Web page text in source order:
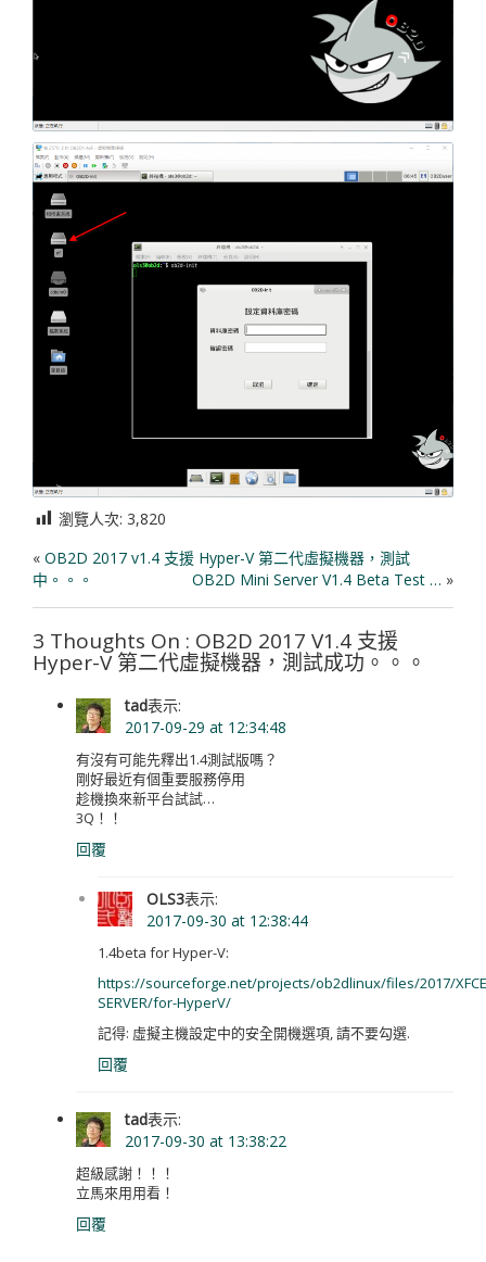
瀏覽人次: 3,820
« OB2D 2017 v1.4 支援 Hyper-V 第二代虛擬機器，測試
中。。。
OB2D Mini Server V1.4 Beta Test … »
3 Thoughts On : OB2D 2017 V1.4 支援
Hyper-V 第二代虛擬機器，測試成功。。。
tad表示:
2017-09-29 at 12:34:48
有沒有可能先釋出1.4測試版嗎？
剛好最近有個重要服務停用
趁機換來新平台試試…
3Q！！
回覆
OLS3表示:
2017-09-30 at 12:38:44
1.4beta for Hyper-V:
https://sourceforge.net/projects/ob2dlinux/files/2017/
SERVER/for-HyperV/
記得: 虛擬主機設定中的安全開機選項, 請不要勾選.
回覆
tad表示:
2017-09-30 at 13:38:22
超級感謝！！！
立馬來用用看！
回覆